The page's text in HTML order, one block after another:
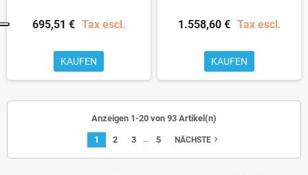
695,51 € Tax escl.
KAUFEN
1.558,60 € Tax escl.
KAUFEN
Anzeigen 1-20 von 93 Artikel(n)
1 2 3 … 5 NÄCHSTE navigate_next